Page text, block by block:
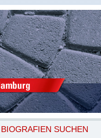
SUCHEN